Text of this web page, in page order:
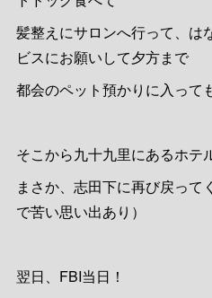
髪整えにサロンへ行って、は
ビスにお願いして夕方まで
都会のペット預かりに入って
そこから九十九里にあるホテ
まさか、志田下に再び戻っ
で苦い思い出あり）
翌日、FBI当日！